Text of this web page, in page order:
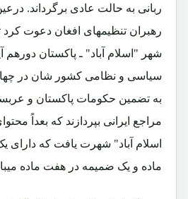
ربانی به حالت عادی برگرداند.
شهر "اسلام آباد" ـ پاکستان دورهم
سیاسی و نظامی کشور شان در
به تضمین حکومات پاکستان و
مراجع ایرانی بپردازند که بعداً
اسلام آباد" شهرت یافت که دارای
ماده و یک ضمیمه در هفت ماده